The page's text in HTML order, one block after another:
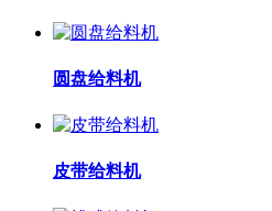
圆盘给料机
皮带给料机